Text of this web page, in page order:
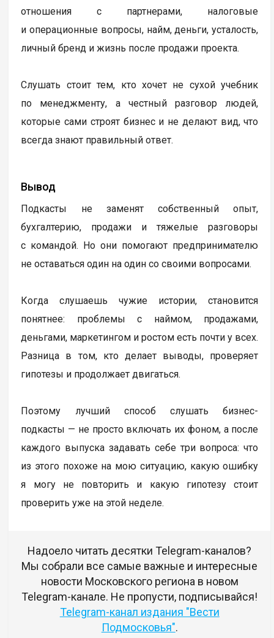
отношения с партнерами, налоговые
и операционные вопросы, найм, деньги, усталость,
личный бренд и жизнь после продажи проекта.
Слушать стоит тем, кто хочет не сухой учебник
по менеджменту, а честный разговор людей,
которые сами строят бизнес и не делают вид, что
всегда знают правильный ответ.
Вывод
Подкасты не заменят собственный опыт,
бухгалтерию, продажи и тяжелые разговоры
с командой. Но они помогают предпринимателю
не оставаться один на один со своими вопросами.
Когда слушаешь чужие истории, становится
понятнее: проблемы с наймом, продажами,
деньгами, маркетингом и ростом есть почти у всех.
Разница в том, кто делает выводы, проверяет
гипотезы и продолжает двигаться.
Поэтому лучший способ слушать бизнес-
подкасты — не просто включать их фоном, а после
каждого выпуска задавать себе три вопроса: что
из этого похоже на мою ситуацию, какую ошибку
я могу не повторить и какую гипотезу стоит
проверить уже на этой неделе.
Надоело читать десятки Telegram-каналов?
Мы собрали все самые важные и интересные
новости Московского региона в новом
Telegram-канале. Не пропусти, подписывайся!
Telegram-канал издания "Вести
Подмосковья".